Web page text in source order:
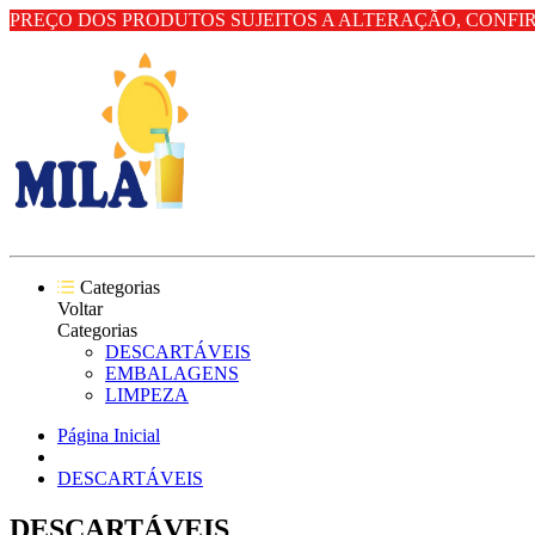
PREÇO DOS PRODUTOS SUJEITOS A ALTERAÇÃO,
Categorias
Voltar
Categorias
DESCARTÁVEIS
EMBALAGENS
LIMPEZA
Página Inicial
DESCARTÁVEIS